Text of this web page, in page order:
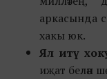
аркасында
хакы юк.
Ял итү
иҗат белән